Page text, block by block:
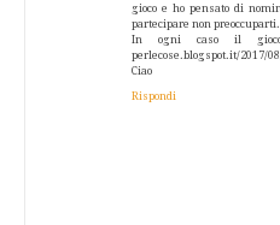
gioco e ho pensato di
partecipare non
In ogni caso il
perlecose.blogspot.it/2017/
Ciao
Rispondi